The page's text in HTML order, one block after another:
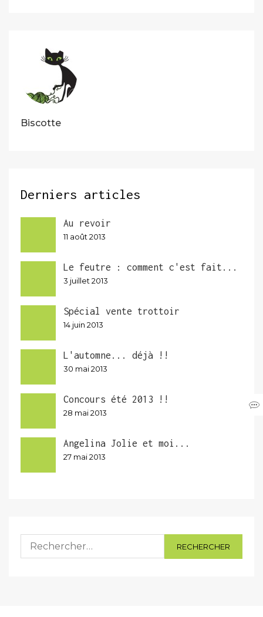
Biscotte
Derniers articles
Au revoir
11 août 2013
Le feutre : comment c'est fait...
3 juillet 2013
Spécial vente trottoir
14 juin 2013
L'automne... déjà !!
30 mai 2013
Concours été 2013 !!
28 mai 2013
Angelina Jolie et moi...
27 mai 2013
Rechercher :